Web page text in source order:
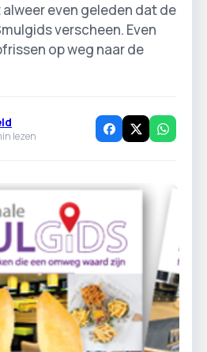
even geleden dat de
verscheen. Even
op weg naar de
lezen